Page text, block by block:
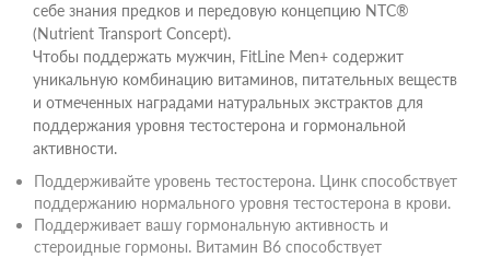
себе знания предков и передовую концепцию NTC®
(Nutrient Transport Concept).
Чтобы поддержать мужчин, FitLine Men+ содержит
уникальную комбинацию витаминов, питательных веществ
и отмеченных наградами натуральных экстрактов для
поддержания уровня тестостерона и гормональной
активности.
Поддерживайте уровень тестостерона. Цинк способствует
поддержанию нормального уровня тестостерона в крови.
Поддерживает вашу гормональную активность и
стероидные гормоны. Витамин B6 способствует